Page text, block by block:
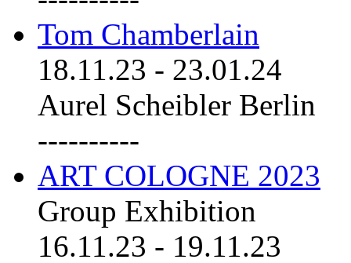
Tom Chamberlain
18.11.23 - 23.01.24
Aurel Scheibler Berlin
----------
ART COLOGNE 2023
Group Exhibition
16.11.23 - 19.11.23